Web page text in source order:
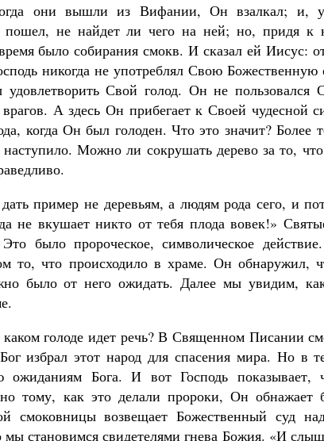
они вышли из Вифании, Он взалкал; и,
пошел, не найдет ли чего на ней; но, придя к
было собирания смокв. И сказал ей Иисус:
никогда не употреблял Свою
Свой голод. Он не пользовался
А здесь Он прибегает к Своей чудесной
когда Он был голоден. Что это значит? Более
Можно ли сокрушать дерево за то,
пример не деревьям, а людям рода сего, и
не вкушает никто от тебя плода вовек!»
было пророческое, символическое
то, что происходило в храме. Он обнаружил,
было от него ожидать. Далее мы увидим,
каком голоде идет речь? В Священном Писании
избрал этот народ для спасения мира. Но в
ожиданиям Бога. И вот Господь показывает,
тому, как это делали пророки, Он обнажает
смоковницы возвещает Божественный суд
становимся свидетелями гнева Божия. «И